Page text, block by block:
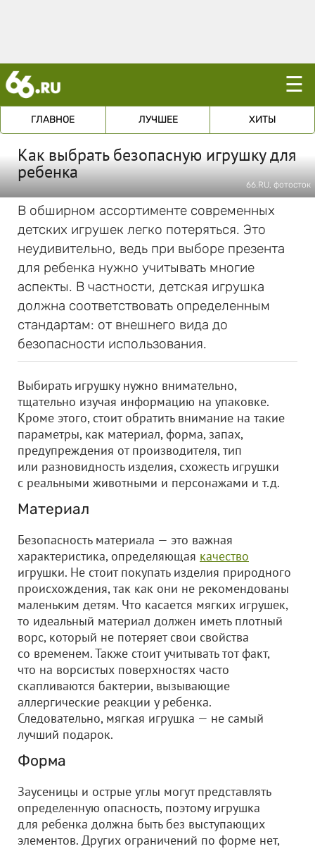
☰
ГЛАВНОЕ ЛУЧШЕЕ ХИТЫ
Как выбрать безопасную игрушку для
ребенка
66.RU, фотосток
В обширном ассортименте современных
детских игрушек легко потеряться. Это
неудивительно, ведь при выборе презента
для ребенка нужно учитывать многие
аспекты. В частности, детская игрушка
должна соответствовать определенным
стандартам: от внешнего вида до
безопасности использования.
Выбирать игрушку нужно внимательно,
тщательно изучая информацию на упаковке.
Кроме этого, стоит обратить внимание на такие
параметры, как материал, форма, запах,
предупреждения от производителя, тип
или разновидность изделия, схожесть игрушки
с реальными животными и персонажами и т.д.
Материал
Безопасность материала — это важная
характеристика, определяющая качество
игрушки. Не стоит покупать изделия природного
происхождения, так как они не рекомендованы
маленьким детям. Что касается мягких игрушек,
то идеальный материал должен иметь плотный
ворс, который не потеряет свои свойства
со временем. Также стоит учитывать тот факт,
что на ворсистых поверхностях часто
скапливаются бактерии, вызывающие
аллергические реакции у ребенка.
Следовательно, мягкая игрушка — не самый
лучший подарок.
Форма
Заусеницы и острые углы могут представлять
определенную опасность, поэтому игрушка
для ребенка должна быть без выступающих
элементов. Других ограничений по форме нет,